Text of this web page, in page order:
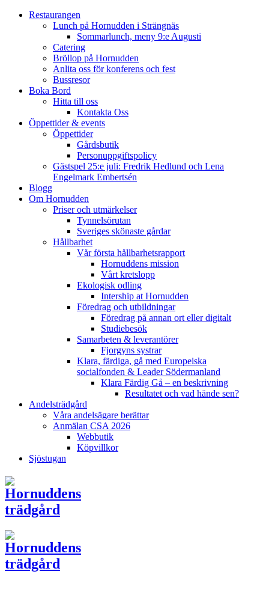
Restaurangen
Lunch på Hornudden i Strängnäs
Sommarlunch, meny 9:e Augusti
Catering
Bröllop på Hornudden
Anlita oss för konferens och fest
Bussresor
Boka Bord
Hitta till oss
Kontakta Oss
Öppettider & events
Öppettider
Gårdsbutik
Personuppgiftspolicy
Gästspel 25:e juli: Fredrik Hedlund och Lena
Engelmark Embertsén
Blogg
Om Hornudden
Priser och utmärkelser
Tynnelsörutan
Sveriges skönaste gårdar
Hållbarhet
Vår första hållbarhetsrapport
Hornuddens mission
Vårt kretslopp
Ekologisk odling
Intership at Hornudden
Föredrag och utbildningar
Föredrag på annan ort eller digitalt
Studiebesök
Samarbeten & leverantörer
Fjorgyns systrar
Klara, färdiga, gå med Europeiska
socialfonden & Leader Södermanland
Klara Färdig Gå – en beskrivning
Resultatet och vad hände sen?
Andelsträdgård
Våra andelsägare berättar
Anmälan CSA 2026
Webbutik
Köpvillkor
Sjöstugan